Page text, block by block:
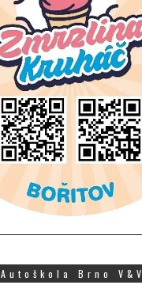
Autoškola Brno V&V